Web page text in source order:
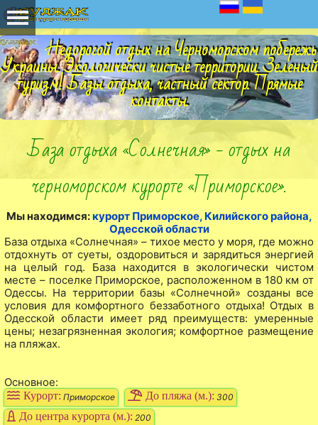
Недорогой отдых на Черноморском
Украины. Экологически чистые территории. Зеленый
туризм! Базы отдыха, частный сектор. Прямые
контакты.
База отдыха «Солнечная» - отдых на
черноморском курорте «Приморское».
Мы находимся:курорт Приморское, Килийского района,
Одесской области
База отдыха «Солнечная» – тихое место у моря, где можно
отдохнуть от суеты, оздоровиться и зарядиться энергией
на целый год. База находится в экологически чистом
месте – поселке Приморское, расположенном в 180 км от
Одессы. На территории базы «Солнечной» созданы все
условия для комфортного беззаботного отдыха! Отдых в
Одесской области имеет ряд преимуществ: умеренные
цены; незагрязненная экология; комфортное размещение
на пляжах.
Основное:
Курорт: Приморское До пляжа (м.): 300
До центра курорта (м.): 200